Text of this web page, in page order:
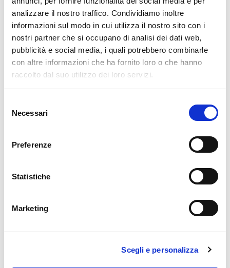
analizzare il nostro traffico. Condividiamo inoltre
informazioni sul modo in cui utilizza il nostro sito con i
nostri partner che si occupano di analisi dei dati web,
pubblicità e social media, i quali potrebbero combinarle
con altre informazioni che ha fornito loro o che hanno
raccolto dal suo utilizzo dei loro servizi.
delNecessari
Preferenze
Statistiche
Marketing
Scegli e personalizza
10/06/2026
durata:
RICHIEDI MAGGIORI INFORMAZIONI